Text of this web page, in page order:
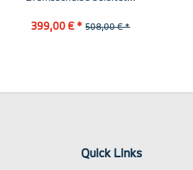
399,00 € * 508,00 € *
Quick Links